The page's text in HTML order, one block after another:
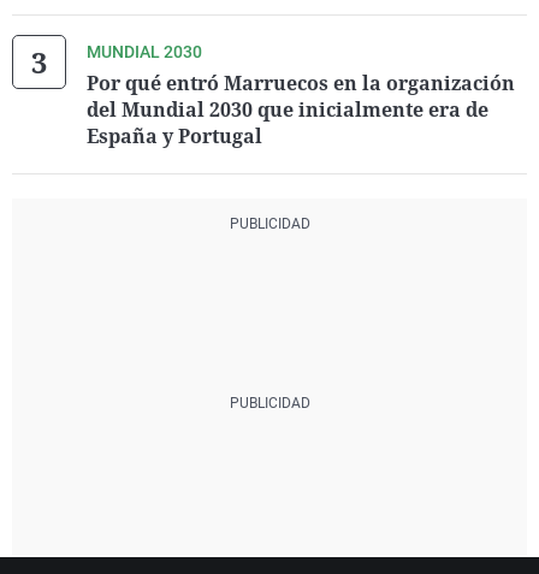
MUNDIAL 2030
Por qué entró Marruecos en la organización
del Mundial 2030 que inicialmente era de
España y Portugal